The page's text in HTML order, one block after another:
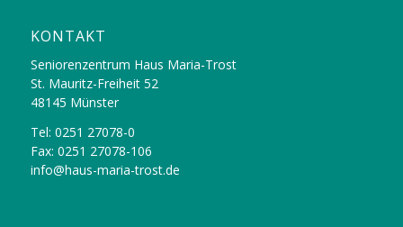
KONTAKT
Seniorenzentrum Haus Maria-Trost
St. Mauritz-Freiheit 52
48145 Münster
Tel: 0251 27078-0
Fax: 0251 27078-106
info@haus-maria-trost.de